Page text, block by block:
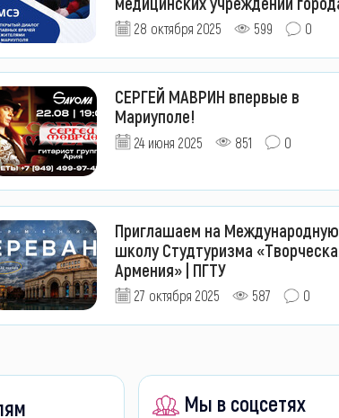
28 октября 2025 599 0
СЕРГЕЙ МАВРИН впервые в
Мариуполе!
24 июня 2025 851 0
Приглашаем на Международную
школу Студтуризма
Армения» | ПГТУ
27 октября 2025 587 0
Мы в соцсетях